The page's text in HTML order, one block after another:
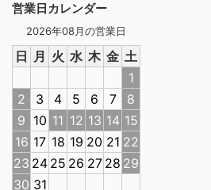
営業日カレンダー
2026年08月の営業日
日 月 火 水 木 金 土
1
2
3 4 5 6 7
8
9 10 11 12 13 14 15
16 17 18 19 20 21 22
23 24 25 26 27 28 29
30 31